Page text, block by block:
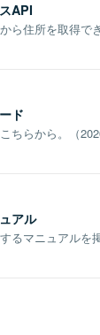
API
ら住所を取得で
ド
ちらから。（
アル
るマニュアルを